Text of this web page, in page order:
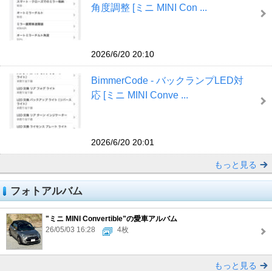
角度調整 [ミニ MINI Con ...
2026/6/20 20:10
BimmerCode - バックランプLED対
応 [ミニ MINI Conve ...
2026/6/20 20:01
もっと見る
フォトアルバム
"ミニ MINI Convertible"の愛車アルバム
26/05/03 16:28
4枚
もっと見る